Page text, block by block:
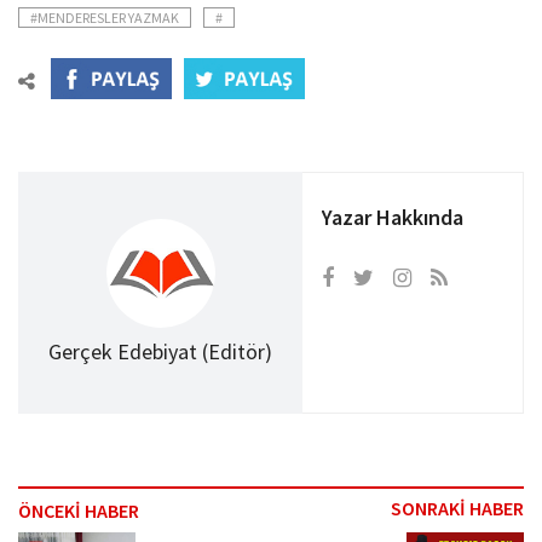
#MENDERESLER YAZMAK #
Gerçek Edebiyat (Editör)
Yazar Hakkında
ÖNCEKİ HABER SONRAKİ HABER